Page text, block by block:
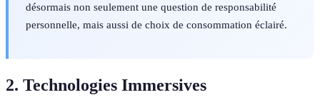
désormais non seulement une question de responsabilité
personnelle, mais aussi de choix de consommation éclairé.
2. Technologies Immersives